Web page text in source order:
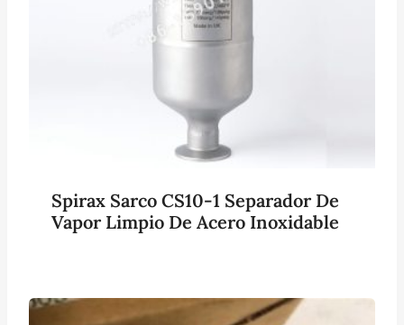
Spirax Sarco CS10-1 Separador De
Vapor Limpio De Acero Inoxidable